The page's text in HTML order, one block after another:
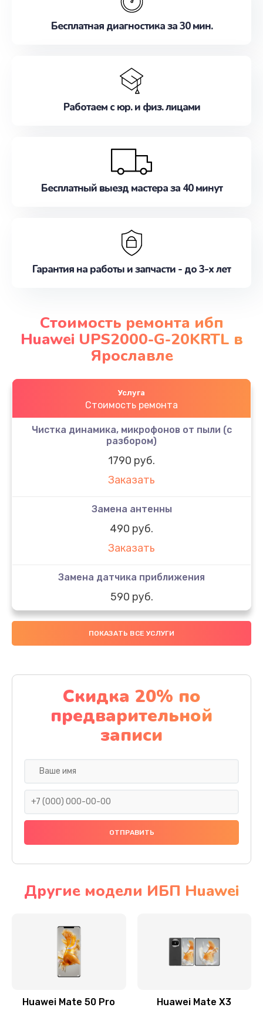
Бесплатная диагностика за 30 мин.
Работаем с юр. и физ. лицами
Бесплатный выезд мастера за 40 минут
Гарантия на работы и запчасти - до 3-х лет
Стоимость ремонта ибп
Huawei UPS2000-G-20KRTL в
Ярославле
Услуга
Стоимость ремонта
Чистка динамика, микрофонов от пыли (с
разбором)
1790 руб.
Заказать
Замена антенны
490 руб.
Заказать
Замена датчика приближения
590 руб.
Заказать
Замена стекла
Обновление ПО
890 руб.
290 руб.
Заказать
Заказать
1500 руб.
ПОКАЗАТЬ ВСЕ УСЛУГИ
Скидка 20% по
предварительной
записи
Другие модели ИБП Huawei
Huawei Mate 50 Pro Huawei Mate X3